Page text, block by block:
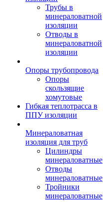
Трубы в
минераловатной
изоляции
Отводы в
минераловатной
изоляции
Опоры трубопровода
Опоры
скользящие
хомутовые
Гибкая теплотрасса в
ППУ изоляции
Минераловатная
изоляция для труб
Цилиндры
минераловатные
Отводы
минераловатные
Тройники
минераловатные